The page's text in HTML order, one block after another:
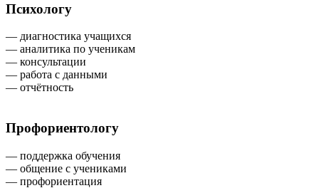
Психологу
— диагностика учащихся
— аналитика по ученикам
— консультации
— работа с данными
— отчётность
Профориентологу
— поддержка обучения
— общение с учениками
— профориентация